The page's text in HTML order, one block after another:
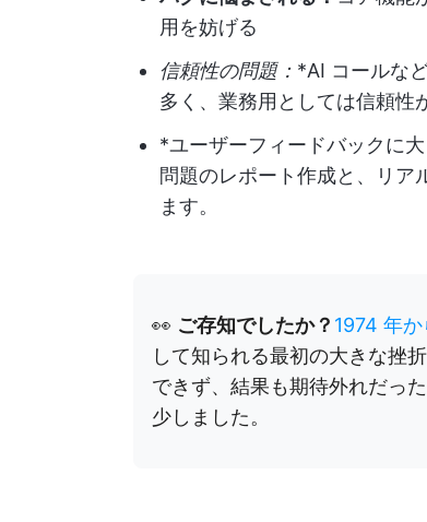
用を妨げる
信頼性の問題： *AI コールな
多く、業務用としては信頼性
*ユーザーフィードバックに
問題のレポート作成と、リア
ます。
👀 ご存知でしたか？ 1974 年
して知られる最初の大きな挫
できず、結果も期待外れだっ
少しました。